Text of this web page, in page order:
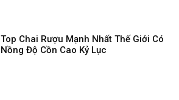
Top Chai Rượu Mạnh Nhất Thế Giới Có
Nồng Độ Cồn Cao Kỷ Lục